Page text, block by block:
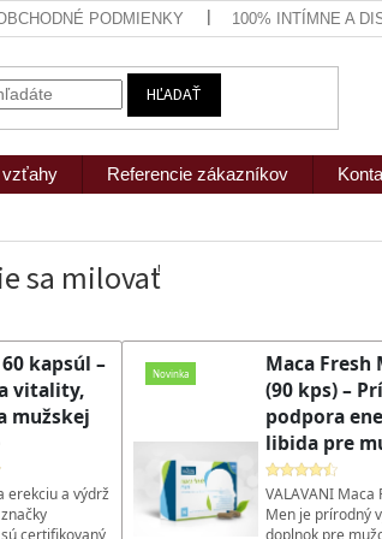
PODMIENKY 100% INTÍMNE A
HĽADAŤ
vzťahy Referencie zákazníkov
sa milovať